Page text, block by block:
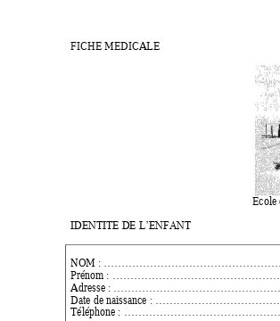
FICHE MEDICALE
IDENTITE DE L’ENFANT
NOM :
Prénom :
Adresse :
Date de naissance :
Téléphone :